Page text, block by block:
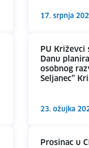
17. srpnja
PU Križevci
Danu
osobnog
Seljanec”
23. ožujka
Prosinac u